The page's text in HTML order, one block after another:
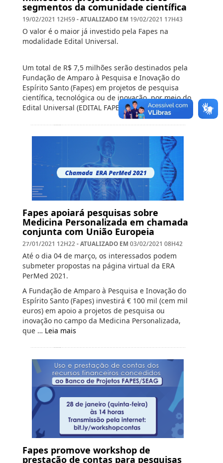
segmentos da comunidade científica
19/02/2021 12H59- ATUALIZADO EM 19/02/2021 17H43
O valor é o maior já investido pela Fapes na
modalidade Edital Universal.
Um total de R$ 7,5 milhões serão destinados pela
Fundação de Amparo à Pesquisa e Inovação do
Espírito Santo (Fapes) em projetos de pesquisa
científica, tecnológica ou de inovação, por meio do
Edital Universal (EDITAL FAPES …Leia mais
Fapes apoiará pesquisas sobre
Medicina Personalizada em chamada
conjunta com União Europeia
27/01/2021 12H22- ATUALIZADO EM 03/02/2021 08H42
Até o dia 04 de março, os interessados podem
submeter propostas na página virtual da ERA
PerMed 2021.
A Fundação de Amparo à Pesquisa e Inovação do
Espírito Santo (Fapes) investirá € 100 mil (cem mil
euros) em apoio a projetos de pesquisa ou
inovação no campo da Medicina Personalizada,
que … Leia mais
Fapes promove workshop de
prestação de contas para pesquisas